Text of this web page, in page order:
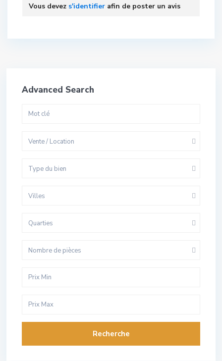
Vous devez s'identifier afin de poster un avis
Advanced Search
Vente / Location
Type du bien
Villes
Quarties
Nombre de pièces
Recherche